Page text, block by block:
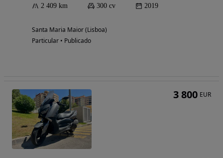
2 409 km 300 cv 2019
Santa Maria Maior (Lisboa)
Particular • Publicado
3 800 EUR